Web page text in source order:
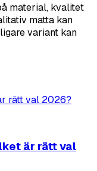
material, kvalitet
matta kan
variant kan
är rätt val